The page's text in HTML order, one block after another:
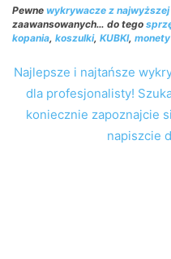
Pewne wykrywacze z najwyższej
zaawansowanych… do tego
kopania, koszulki, KUBKI, monety
Najlepsze i najtańsze
dla profesjonalisty!
koniecznie zapoznajcie
napiszcie